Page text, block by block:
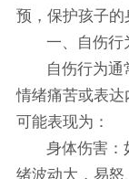
预，保护孩子的
一、自伤行
自伤行为
情绪痛苦或表
可能表现为：
身体伤害：
绪波动大，易怒